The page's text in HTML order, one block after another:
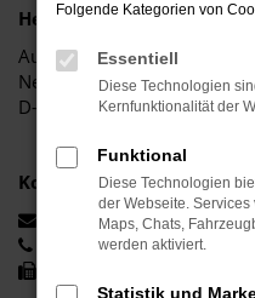
Herausgeber
Autohaus Neutraubling
Neusatzer Straße 14
D-93073 Neutraubling
Kommunikation:
info@autohaus-
+49 9401 93320
Folgende Kategorien von
Essentiell
Diese Technologien
Kernfunktionalität der
Funktional
Diese Technologien
der Webseite.
Maps, Chats,
werden aktiviert.
Statistik und